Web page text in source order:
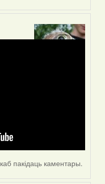
каб пакідаць каментары.